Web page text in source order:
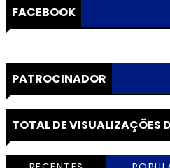
FACEBOOK
PATROCINADOR
TOTAL DE VISUALIZAÇÕES